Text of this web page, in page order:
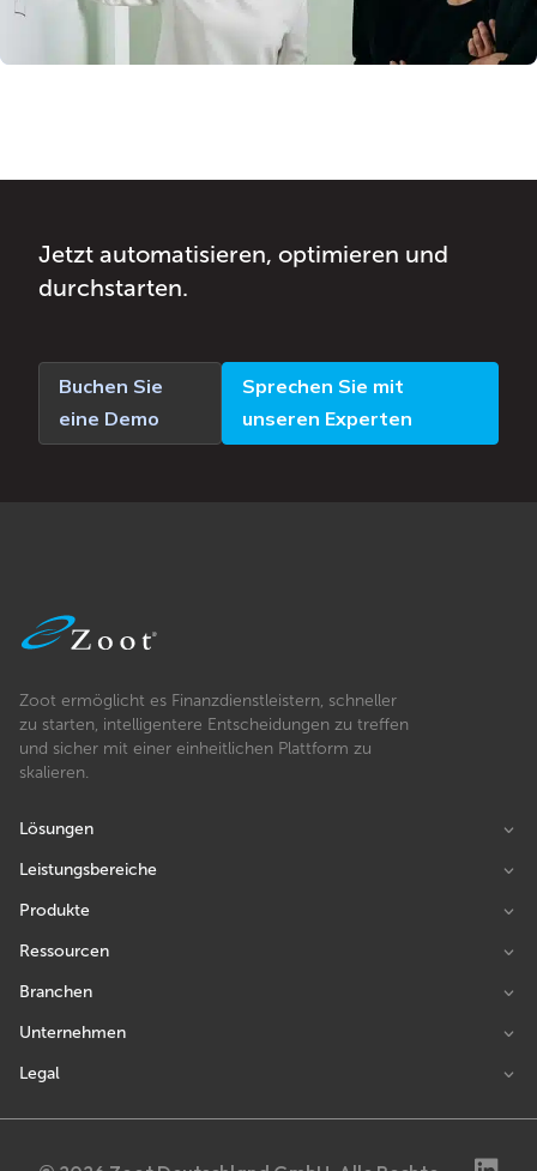
Jetzt automatisieren, optimieren und
durchstarten.
Buchen Sie
eine Demo
Sprechen Sie mit
unseren Experten
Zoot ermöglicht es Finanzdienstleistern, schneller
zu starten, intelligentere Entscheidungen zu treffen
und sicher mit einer einheitlichen Plattform zu
skalieren.
Lösungen
Leistungsbereiche
Produkte
Ressourcen
Branchen
Unternehmen
Legal